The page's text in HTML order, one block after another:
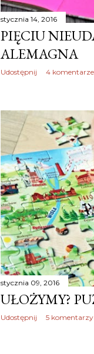
stycznia 14, 2016
PIĘCIU
ALEMAGNA
Udostępnij 4 komentarze
stycznia 09, 2016
UŁOŻYMY?
Udostępnij 5 komentarzy